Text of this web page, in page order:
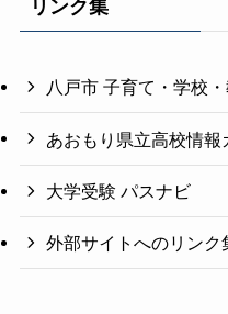
リンク集
八戸市 子育て・学校
あおもり県立高校情報
大学受験 パスナビ
外部サイトへのリンク